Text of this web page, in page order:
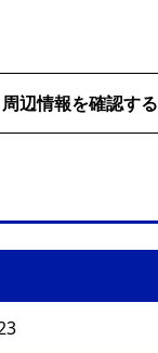
周辺情報を確認する